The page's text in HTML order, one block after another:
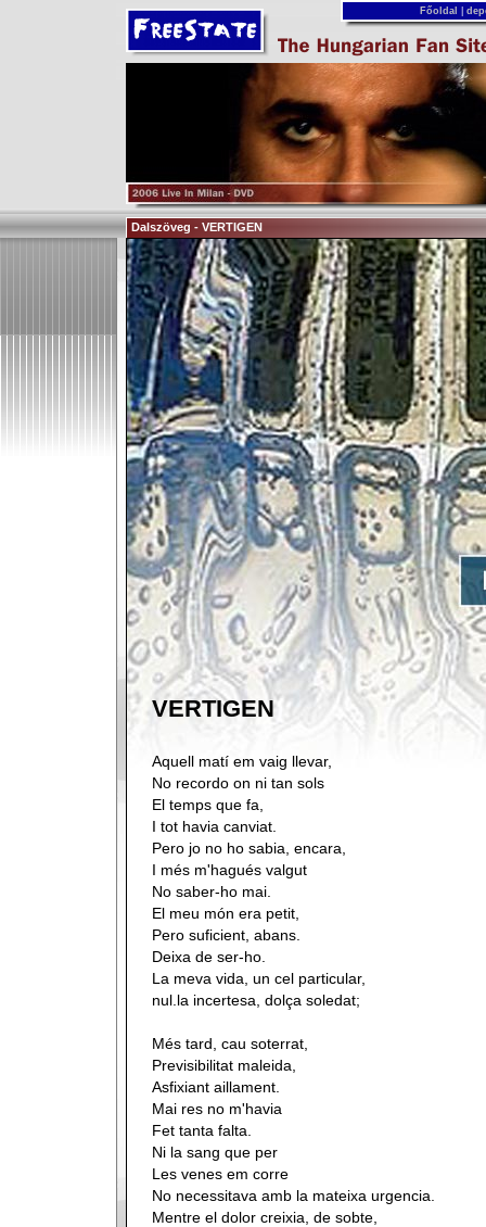
Főoldal
Dalszöveg - VERTIGEN
VERTIGEN
Aquell matí em vaig llevar,
No recordo on ni tan sols
El temps que fa,
I tot havia canviat.
Pero jo no ho sabia, encara,
I més m'hagués valgut
No saber-ho mai.
El meu món era petit,
Pero suficient, abans.
Deixa de ser-ho.
La meva vida, un cel particular,
nul.la incertesa, dolça soledat;
Més tard, cau soterrat,
Previsibilitat maleida,
Asfixiant aillament.
Mai res no m'havia
Fet tanta falta.
Ni la sang que per
Les venes em corre
No necessitava amb la mateixa urgencia.
Mentre el dolor creixia, de sobte,